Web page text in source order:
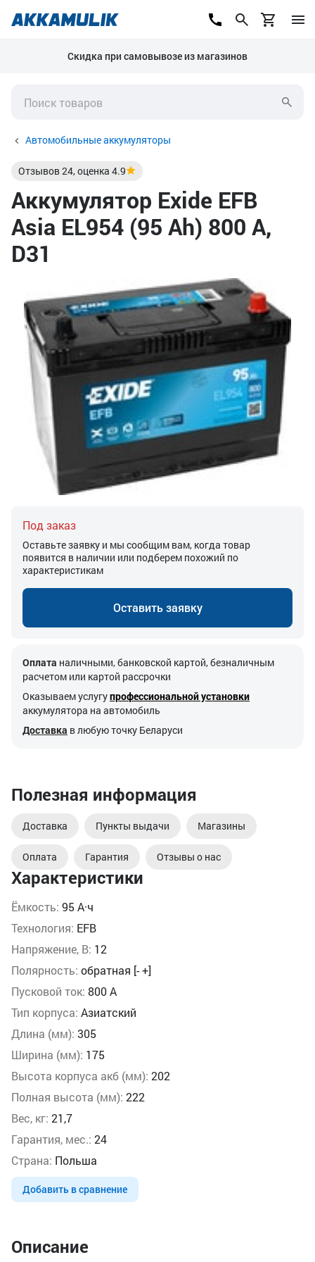
Скидка при самовывозе из магазинов
Автомобильные аккумуляторы
Отзывов24, оценка 4.9
Аккумулятор Exide EFB
Asia EL954 (95 Ah) 800 А,
D31
Характеристики
Ёмкость: 95 А·ч
Технология: EFB
Напряжение, В: 12
Полярность: обратная [- +]
Пусковой ток: 800 А
Тип корпуса: Азиатский
Длина (мм): 305
Ширина (мм): 175
Высота корпуса акб (мм): 202
Полная высота (мм): 222
Вес, кг: 21,7
Гарантия, мес.: 24
Страна: Польша
Добавить в сравнение
Под заказ
Оставьте заявку и мы сообщим вам, когда товар
появится в наличии или подберем похожий по
характеристикам
Оставить заявку
Оплата наличными, банковской картой, безналичным
расчетом или картой рассрочки
Оказываем услугупрофессиональной установки
аккумулятора на автомобиль
Доставка в любую точку Беларуси
Полезная информация
Доставка Пункты выдачи Магазины
Оплата Гарантия Отзывы о нас
Описание